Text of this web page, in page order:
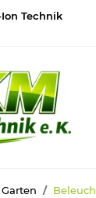
Technik